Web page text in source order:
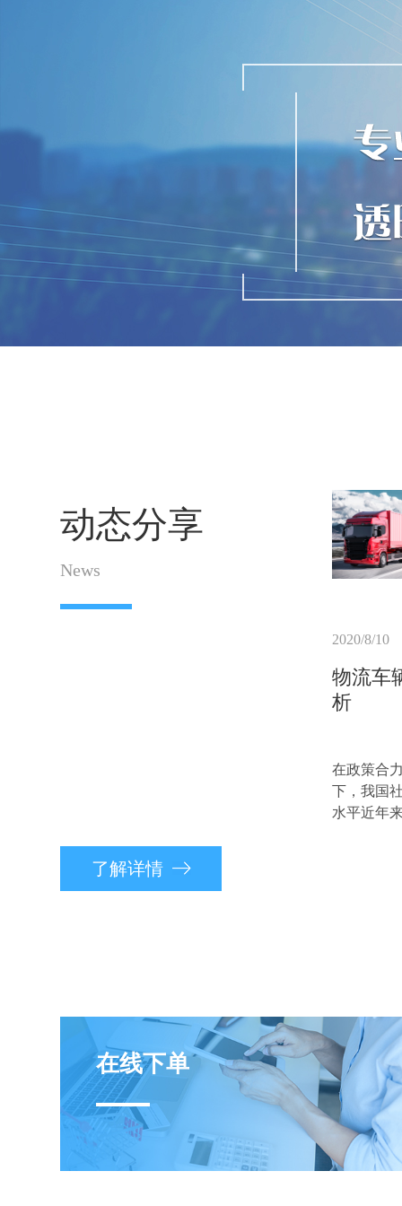
动态分享
News
了解详情
2020/8/10
物流车
析
在政策合
下，我国
水平近年
在线下单